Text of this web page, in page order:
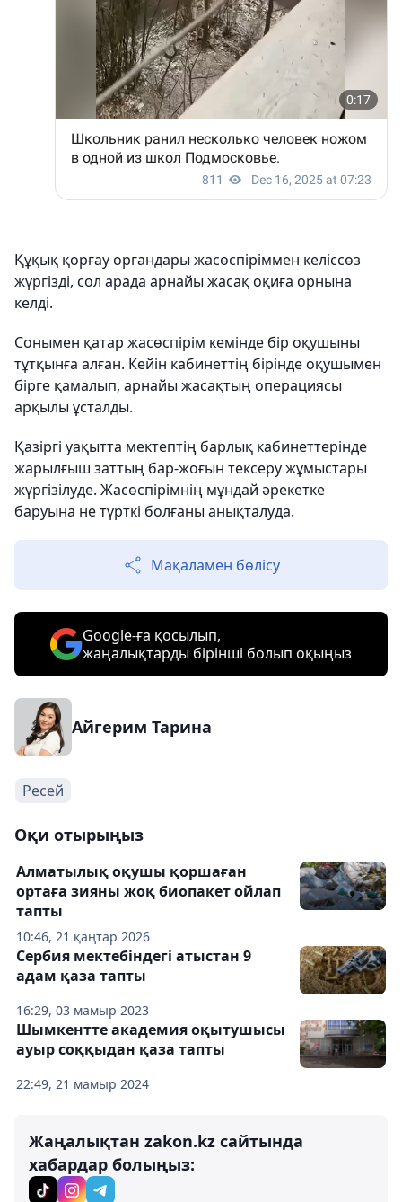
Құқық қорғау органдары жасөспіріммен келіссөз
жүргізді, сол арада арнайы жасақ оқиға орнына
келді.
Сонымен қатар жасөспірім кемінде бір оқушыны
тұтқынға алған. Кейін кабинеттің бірінде оқушымен
бірге қамалып, арнайы жасақтың операциясы
арқылы ұсталды.
Қазіргі уақытта мектептің барлық кабинеттерінде
жарылғыш заттың бар-жоғын тексеру жұмыстары
жүргізілуде. Жасөспірімнің мұндай әрекетке
баруына не түрткі болғаны анықталуда.
Мақаламен бөлісу
Google-ға қосылып,
жаңалықтарды бірінші болып оқыңыз
Айгерим Тарина
Ресей
Оқи отырыңыз
10:46, 21 қаңтар 2026
Алматылық оқушы қоршаған
ортаға зияны жоқ биопакет ойлап
тапты
16:29, 03 мамыр 2023
Сербия мектебіндегі атыстан 9
адам қаза тапты
22:49, 21 мамыр 2024
Шымкентте академия оқытушысы
ауыр соққыдан қаза тапты
Жаңалықтан zakon.kz сайтында
хабардар болыңыз: